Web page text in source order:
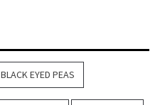
BLACK EYED PEAS